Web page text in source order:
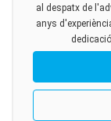
al despatx de
anys